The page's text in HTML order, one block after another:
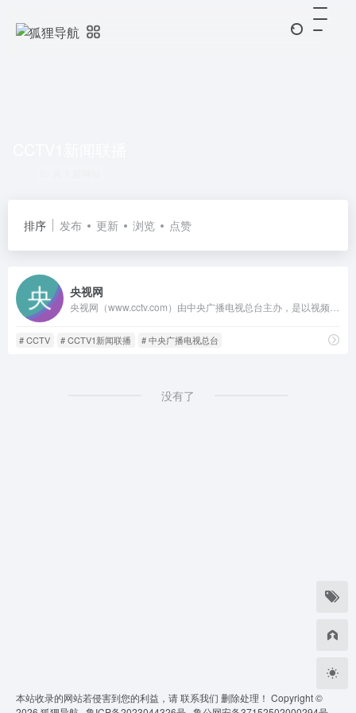
排序 发布 更新 浏览 点赞
央视网
# CCTV # CCTV1新闻联播 # 中央广播电视总台
没有了
本站收录的网站若侵害到您的利益，请联系我们 删除处理！ Copyright ©